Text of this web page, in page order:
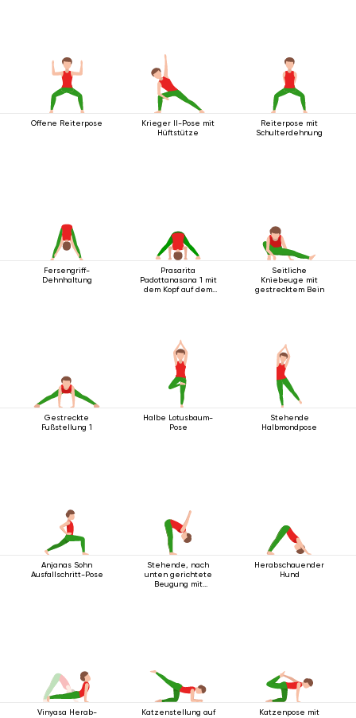
Offene Reiterpose
Krieger II-Pose mit
Hüftstütze
Reiterpose mit
Schulterdehnung
Fersengriff-
Dehnhaltung
Prasarita
Padottanasana 1 mit
dem Kopf auf dem
Seitliche
Kniebeuge mit
gestrecktem Bein
Gestreckte
Fußstellung 1
Halbe Lotusbaum-
Pose
Stehende
Halbmondpose
Anjanas Sohn
Ausfallschritt-Pose
Stehende, nach
unten gerichtete
Beugung mit
Herabschauender
Hund
Vinyasa Herab-
Katzenstellung auf
Katzenpose mit